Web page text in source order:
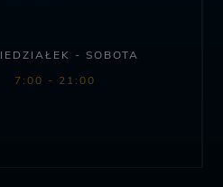
- SOBOTA
7:00 - 21:00